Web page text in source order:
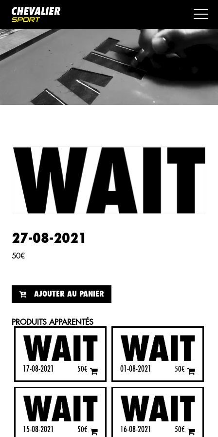
27-08-2021
50€
AJOUTER AU PANIER
PRODUITS APPARENTÉS
17-08-2021 50€ 01-08-2021 50€
15-08-2021 50€ 16-08-2021 50€